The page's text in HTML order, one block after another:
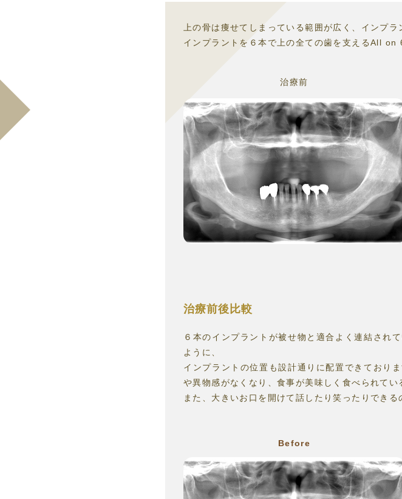
上の骨は痩せてしまっている範囲が広く、インプラ
インプラントを６本で上の全ての歯を支えるAll on
治療前
治療前後比較
６本のインプラントが被せ物と適合よく連結され
ように、
インプラントの位置も設計通りに配置できており
や異物感がなくなり、食事が美味しく食べられてい
また、大きいお口を開けて話したり笑ったりでき
Before